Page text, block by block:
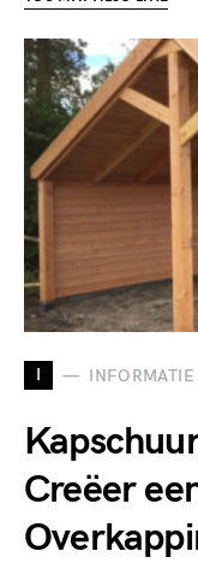
I INFORMATIE
Creëer